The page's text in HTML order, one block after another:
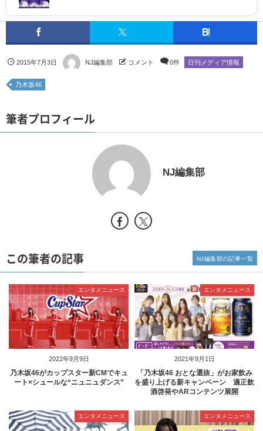
2015年7月3日 NJ編集部 コメント 0件 日刊メディア情報
乃木坂46
筆者プロフィール
NJ編集部
この筆者の記事
2022年9月9日
エンタメニュース
乃木坂46がカップスター新CMでキュ
ート×シュールな“ニュニュダンス”
2021年9月1日
エンタメニュース
「乃木坂46 おとな選抜」がお家飲み
を盛り上げる新キャンペーン 適正飲
酒啓発やARコンテンツ展開
エンタメニュース エンタメニュース
NJ編集部の記事一覧